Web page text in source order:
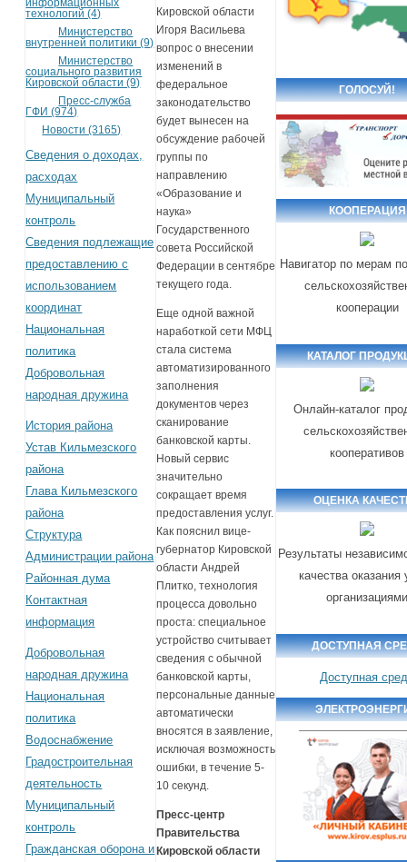
технологий (4)
Министерство
внутренней политики (9)
Министерство
социального развития
Кировской области (9)
Пресс-служба
ГФИ (974)
Новости (3165)
Сведения о доходах,
расходах
Муниципальный
контроль
Сведения подлежащие
предоставлению с
использованием
координат
Национальная
политика
Добровольная
народная дружина
История района
Устав Кильмезского
района
Глава Кильмезского
района
Структура
Администрации района
Районная дума
Контактная
информация
Добровольная
народная дружина
Национальная
политика
Водоснабжение
Градостроительная
деятельность
Муниципальный
контроль
Гражданская оборона и
Кировской области
Игоря Васильева
вопрос о внесении
изменений в
федеральное
законодательство
будет вынесен на
обсуждение рабочей
группы по
направлению
«Образование и
наука»
Государственного
совета Российской
Федерации в сентябре
текущего года.
Еще одной важной
наработкой сети МФЦ
стала система
автоматизированного
заполнения
документов через
сканирование
банковской карты.
Новый сервис
значительно
сокращает время
предоставления услуг.
Как пояснил вице-
губернатор Кировской
области Андрей
Плитко, технология
процесса довольно
проста: специальное
устройство считывает
сведения с обычной
банковской карты,
персональные данные
автоматически
вносятся в заявление,
исключая возможность
ошибки, в течение 5-
10 секунд.
Пресс-центр
Правительства
Кировской области
ГОЛОСУЙ!
КООПЕРАЦИЯ
Навигатор по мерам
кооперации
КАТАЛОГ
Онлайн-каталог
кооперативов
ОЦЕНКА
Результаты
качества оказания
ДОСТУПНАЯ
Доступная